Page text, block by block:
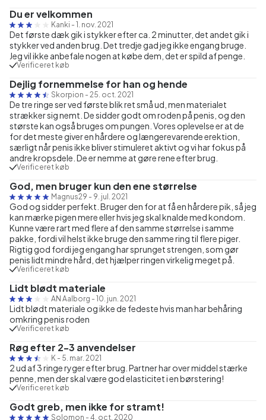
Du er velkommen
Kanki - 1. nov. 2021
Det første dæk gik i stykker efter ca. 2 minutter, det andet gik i
stykker ved anden brug. Det tredje gad jeg ikke engang bruge.
Jeg vil ikke anbefale nogen at købe dem, det er spild af penge.
Verificeret køb
Dejlig fornemmelse for han og hende
Skorpion - 25. oct. 2021
De tre ringe ser ved første blik ret små ud, men materialet
strækker sig nemt. De sidder godt om roden på penis, og den
største kan også bruges om pungen. Vores oplevelse er at de
for det meste giver en hårdere og længerevarende erektion,
særligt når penis ikke bliver stimuleret aktivt og vi har fokus på
andre kropsdele. De er nemme at gøre rene efter brug.
Verificeret køb
God, men bruger kun den ene størrelse
Magnus29 - 9. jul. 2021
God og sidder perfekt. Bruger den for at få en hårdere pik, så jeg
kan mærke pigen mere eller hvis jeg skal knalde med kondom.
Kunne være rart med flere af den samme størrelse i samme
pakke, fordi vil helst ikke bruge den samme ring til flere piger.
Rigtig god fordi jeg engang har sprunget strengen, som gør
penis lidt mindre hård, det hjælper ringen virkelig meget på.
Verificeret køb
Lidt blødt materiale
AN Aalborg - 10. jun. 2021
Lidt blødt materiale og ikke de fedeste hvis man har behåring
omkring penis roden
Verificeret køb
Røg efter 2-3 anvendelser
K - 5. mar. 2021
2 ud af 3 ringe ryger efter brug. Partner har over middel stærke
penne, men der skal være god elasticitet i en børstering!
Verificeret køb
Godt greb, men ikke for stramt!
Solomon - 4. oct. 2020